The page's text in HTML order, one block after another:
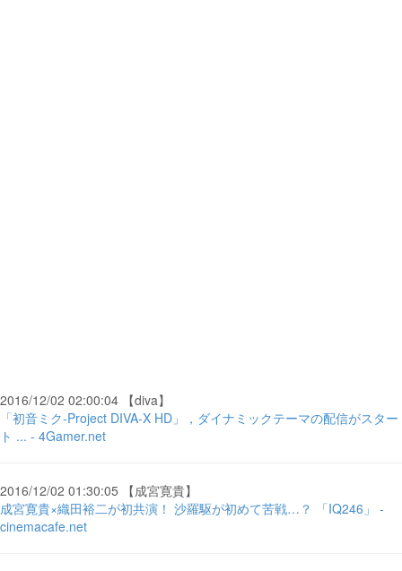
2016/12/02 02:00:04 【diva】
「初音ミク-Project DIVA-X HD」，ダイナミックテーマの配信がスター
ト ... - 4Gamer.net
2016/12/02 01:30:05 【成宮寛貴】
成宮寛貴×織田裕二が初共演！ 沙羅駆が初めて苦戦…？ 「IQ246」 -
cinemacafe.net